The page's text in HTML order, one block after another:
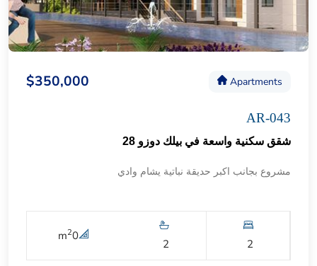
Apartments
$350,000
AR-043
شقق سكنية واسعة في بيلك دوزو 28
مشروع بجانب اكبر حديقة نباتية يشام وادي
2
2
0
m2